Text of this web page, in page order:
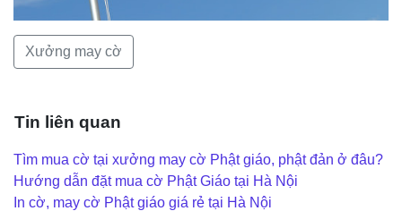
Xưởng may cờ
Tin liên quan
Tìm mua cờ tại xưởng may cờ Phật giáo, phật đản ở đâu?
Hướng dẫn đặt mua cờ Phật Giáo tại Hà Nội
In cờ, may cờ Phật giáo giá rẻ tại Hà Nội